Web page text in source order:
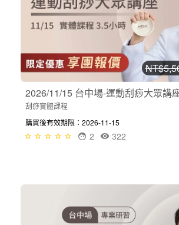
2026/11/15 台中場-運動刮痧大眾講
刮痧實體課程
購買後有效期限：2026-11-15
322
2